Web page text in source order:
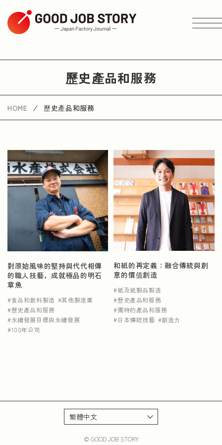
按主題搜尋
按地區搜尋
按行業搜尋
NEWS
歷史產品和服務
HOME 歷史產品和服務
對原始風味的堅持與代代相傳
的職人技藝，成就極品的明石
章魚
食品和飲料製造
其他製造業
歷史產品和服務
永續發展目標與永續發展
100年公司
和紙的再定義：融合傳統與創
意的價值創造
紙及紙製品製造
歷史產品和服務
獨特的產品和服務
日本傳統技藝
創造力
© GOOD JOB STORY